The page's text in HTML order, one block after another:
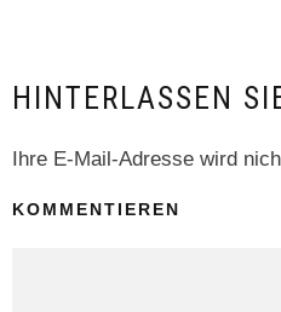
HINTERLASSEN
Ihre E-Mail-Adresse wird
KOMMENTIEREN